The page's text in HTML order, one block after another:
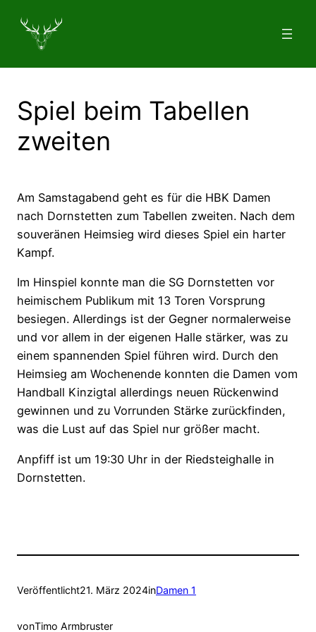
Inhalt
springen
Spiel beim Tabellen
zweiten
Am Samstagabend geht es für die HBK Damen
nach Dornstetten zum Tabellen zweiten. Nach dem
souveränen Heimsieg wird dieses Spiel ein harter
Kampf.
Im Hinspiel konnte man die SG Dornstetten vor
heimischem Publikum mit 13 Toren Vorsprung
besiegen. Allerdings ist der Gegner normalerweise
und vor allem in der eigenen Halle stärker, was zu
einem spannenden Spiel führen wird. Durch den
Heimsieg am Wochenende konnten die Damen vom
Handball Kinzigtal allerdings neuen Rückenwind
gewinnen und zu Vorrunden Stärke zurückfinden,
was die Lust auf das Spiel nur größer macht.
Anpfiff ist um 19:30 Uhr in der Riedsteighalle in
Dornstetten.
Veröffentlicht21. März 2024inDamen 1
vonTimo Armbruster